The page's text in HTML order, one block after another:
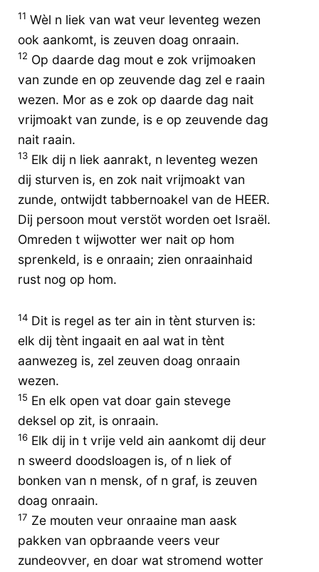
11 Wèl n liek van wat veur leventeg wezen
ook aankomt, is zeuven doag onraain.
12 Op daarde dag mout e zok vrijmoaken
van zunde en op zeuvende dag zel e raain
wezen. Mor as e zok op daarde dag nait
vrijmoakt van zunde, is e op zeuvende dag
nait raain.
13 Elk dij n liek aanrakt, n leventeg wezen
dij sturven is, en zok nait vrijmoakt van
zunde, ontwijdt tabbernoakel van de HEER.
Dij persoon mout verstöt worden oet Israël.
Omreden t wijwotter wer nait op hom
sprenkeld, is e onraain; zien onraainhaid
rust nog op hom.
14 Dit is regel as ter ain in tènt sturven is:
elk dij tènt ingaait en aal wat in tènt
aanwezeg is, zel zeuven doag onraain
wezen.
15 En elk open vat doar gain stevege
deksel op zit, is onraain.
16 Elk dij in t vrije veld ain aankomt dij deur
n sweerd doodsloagen is, of n liek of
bonken van n mensk, of n graf, is zeuven
doag onraain.
17 Ze mouten veur onraaine man aask
pakken van opbraande veers veur
zundeovver, en doar wat stromend wotter